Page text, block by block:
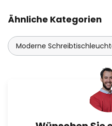
Ähnliche Kategorien
Moderne